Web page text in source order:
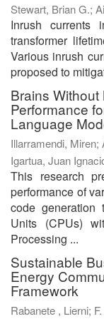
Stewart, Brian G.;
Inrush currents
transformer
Various inrush
proposed to
Brains
Performance
Language
Illarramendi, Miren;
Igartua, Juan
This research
performance of
code generation
Units (CPUs)
Processing ...
Sustainable
Energy
Framework
Rabanete , Lierni;